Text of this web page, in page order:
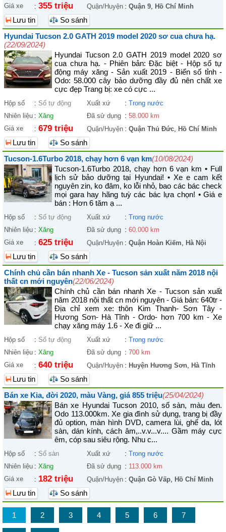
Giá xe
: 355 triệu Quận/Huyện : Quận 9, Hồ Chí Minh
Lưu tin
So sánh
Hyundai Tucson 2.0 GATH 2019 model 2020 sơ cua chưa hạ.
(22/09/2024)
Hyundai Tucson 2.0 GATH 2019 model 2020 sơ
cua chưa hạ. - Phiên bản: Đặc biệt - Hộp số tự
động máy xăng - Sản xuất 2019 - Biển số tỉnh -
Odo: 58.000 cây bảo dưỡng đầy đủ nên chất xe
cực đẹp Trang bị: xe có cực ...
Hộp số : Số tự động Xuất xứ : Trong nước
Nhiên liệu : Xăng Đã sử dụng : 58.000 km
Giá xe
: 679 triệu Quận/Huyện : Quận Thủ Đức, Hồ Chí Minh
Lưu tin
So sánh
Tucson-1.6Turbo 2018, chạy hơn 6 vạn km(10/08/2024)
Tucson-1.6Turbo 2018, chạy hơn 6 vạn km • Full
lịch sử bảo dưỡng tại Hyundai! • Xe e cam kết
nguyên zin, ko đâm, ko lỗi nhỏ, bao các bác check
mọi gara hay hãng tuỳ các bác lựa chọn! • Giá e
bán : Hơn 6 tăm ạ ...
Hộp số : Số tự động Xuất xứ : Trong nước
Nhiên liệu : Xăng Đã sử dụng : 60.000 km
Giá xe
: 625 triệu Quận/Huyện : Quận Hoàn Kiếm, Hà Nội
Lưu tin
So sánh
Chính chủ cần bán nhanh Xe - Tucson sản xuất năm 2018 nội
thất cn mới nguyên(22/06/2024)
Chính chủ cần bán nhanh Xe - Tucson sản xuất
năm 2018 nội thất cn mới nguyên - Giá bán: 640tr -
Địa chỉ xem xe: thôn Kim Thanh- Sơn Tây -
Hương Sơn- Hà Tĩnh - Ordo- hơn 700 km - Xe
chạy xăng máy 1.6 - Xe đi giữ ...
Hộp số : Số tự động Xuất xứ : Trong nước
Nhiên liệu : Xăng Đã sử dụng : 700 km
Giá xe
: 640 triệu Quận/Huyện : Huyện Hương Sơn, Hà Tĩnh
Lưu tin
So sánh
Bán xe Kia, đời 2020, màu Vàng, giá 855 triệu(25/04/2024)
Bán xe Hyundai Tucson 2010, số sàn, màu đen.
Odo 113.000km. Xe gia đình sử dụng, trang bị đầy
đủ option, màn hình DVD, camera lùi, ghế da, lót
sàn, dán kính, cách âm,..v.v...v.... Gầm máy cực
êm, cóp sau siêu rộng. Nhu c...
Hộp số : Số sàn Xuất xứ : Trong nước
Nhiên liệu : Xăng Đã sử dụng : 113.000 km
Giá xe
: 182 triệu Quận/Huyện : Quận Gò Vấp, Hồ Chí Minh
Lưu tin So sánh
1 2 3 4 5 6 7